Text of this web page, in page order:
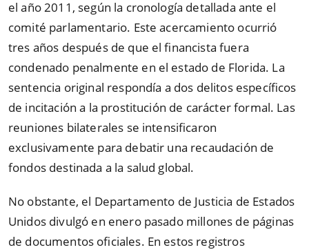
el año 2011, según la cronología detallada ante el
comité parlamentario. Este acercamiento ocurrió
tres años después de que el financista fuera
condenado penalmente en el estado de Florida. La
sentencia original respondía a dos delitos específicos
de incitación a la prostitución de carácter formal. Las
reuniones bilaterales se intensificaron
exclusivamente para debatir una recaudación de
fondos destinada a la salud global.
No obstante, el Departamento de Justicia de Estados
Unidos divulgó en enero pasado millones de páginas
de documentos oficiales. En estos registros